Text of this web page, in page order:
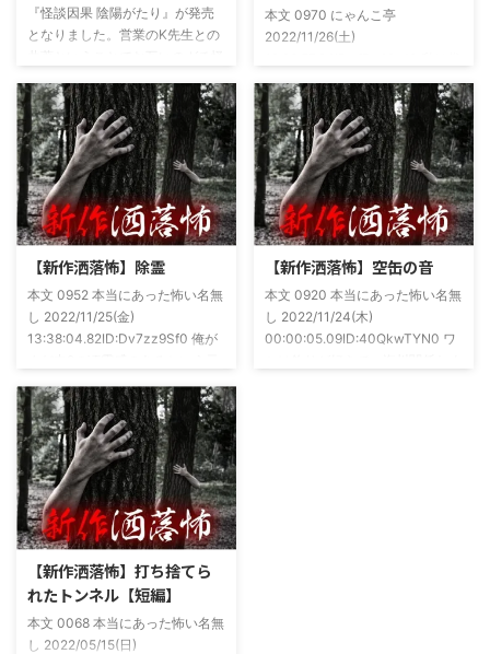
『怪談因果 陰陽がたり』が発売
となりました。営業のK先生との
上げましたので内容の濃さ・面白
さは保証します。ぜひともご購入
くださいませ。 書影かっこいい
ですね！帯の煽り文句も最高です
(^^)v購入ページ
https://amzn.to/49NrwuE特設ペ
ージ
54ee5238af1
本文 0970 にゃんこ亭
2022/11/26(土)
に言うオカルト系な話がまあまあ
好きで、最近占いとかを副業で始
めてた。今はちょっとメンタルの
状況やらで退いたけど実力試しも
かねてSNSでフォロワー相手に占
いとかしていたもんです。実力
は・・・ありがたいことに当たっ
た！ドンピシャ！と嬉しい声もあ
合ったのが大学生のAちゃん。彼
女もオカルト系な話が好きで(そ
もそも仲良くなったのは北の大地
が舞台の金塊を巡る漫画)ちょく
【新作洒落怖】除霊
本文 0952 本当にあった怖い名無
し 2022/11/25(金)
13:38:04.82ID:Dv7zz9Sf0 俺が
(以後A)は頻繁に「あ、あそこに
いる」だとか誰もおらんとこに挨
拶したりなどなんかわざとらしい
感じがあって当然ながら信じてな
かった。でもいいやつではあった
し頻繁に遊びに行ったりもして
た。 そしてゴールデンウィーク
れた。要約するとこの前霊が見え
た時に必死に念じたら除霊できた
っていう話だった。その時数人で
い ...
【新作洒落怖】空缶の音
本文 0920 本当にあった怖い名無
し 2022/11/24(木)
00:00:05.09ID:40QkwTYN0 ワ
【新作洒落怖】打ち捨てら
れたトンネル【短編】
本文 0068 本当にあった怖い名無
し 2022/05/15(日)